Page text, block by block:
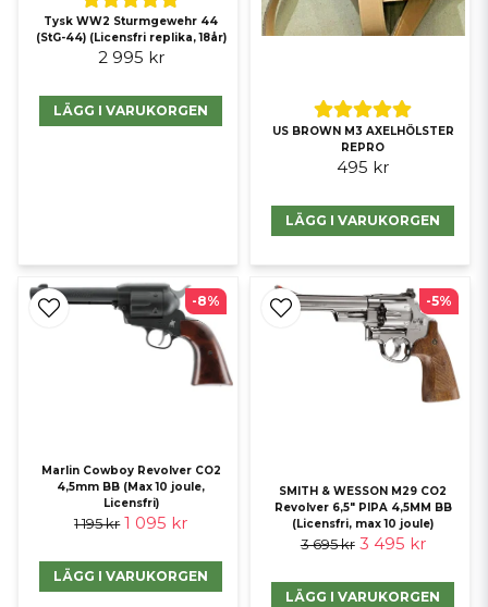
Tysk WW2 Sturmgewehr 44
(StG-44) (Licensfri replika, 18år)
2 995 kr
LÄGG I VARUKORGEN
US BROWN M3 AXELHÖLSTER
REPRO
495 kr
LÄGG I VARUKORGEN
Marlin Cowboy Revolver CO2
4,5mm BB (Max 10 joule,
Licensfri)
1 195 kr 1 095 kr
LÄGG I VARUKORGEN
-8%
SMITH & WESSON M29 CO2
Revolver 6,5" PIPA 4,5MM BB
(Licensfri, max 10 joule)
3 695 kr 3 495 kr
LÄGG I VARUKORGEN
-5%